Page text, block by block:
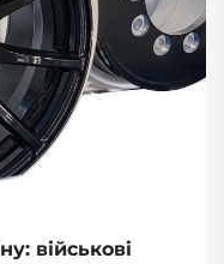
військові